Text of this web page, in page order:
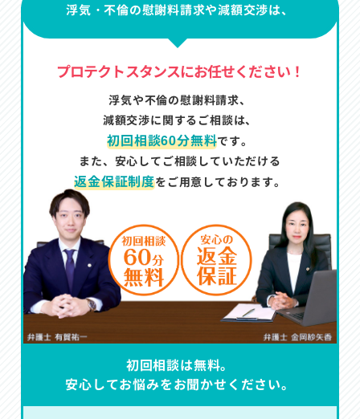
浮気・不倫の慰謝料請求や減額交渉は、
プロテクトスタンスにお任せください！
浮気や不倫の慰謝料請求、
減額交渉に関するご相談は、
初回相談60分無料です。
また、安心してご相談していただける
返金保証制度をご用意しております。
初回相談は無料。
安心してお悩みをお聞かせください。